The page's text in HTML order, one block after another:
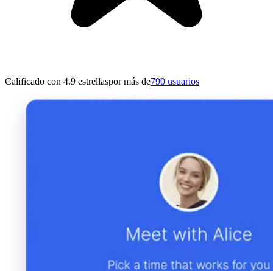
Calificado con 4.9 estrellaspor más de790 usuarios